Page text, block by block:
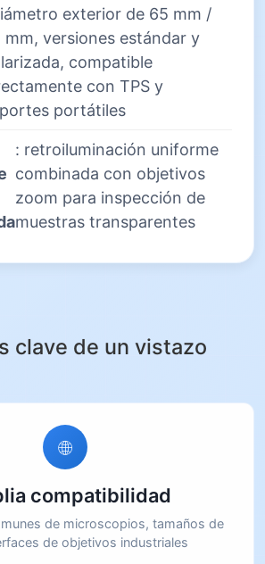
exterior de 65 mm /
mm, versiones estándar y
compatible
con TPS y
portátiles
: retroiluminación uniforme
combinada con objetivos
zoom para inspección de
muestras transparentes
clave de un vistazo
compatibilidad
de microscopios, tamaños de
de objetivos industriales